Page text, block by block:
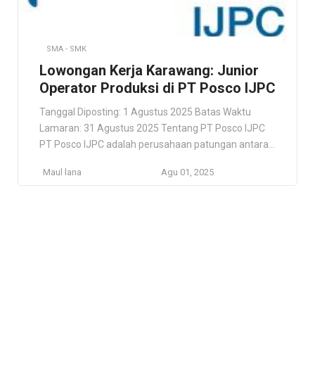
SMA - SMK
Lowongan Kerja Karawang: Junior
Operator Produksi di PT Posco IJPC
Tanggal Diposting: 1 Agustus 2025 Batas Waktu
Lamaran: 31 Agustus 2025 Tentang PT Posco IJPC
PT Posco IJPC adalah perusahaan patungan antara
Corporation) dan Indonesia (PT Selamat Sempurna
Maul lana Agu 01, 2025